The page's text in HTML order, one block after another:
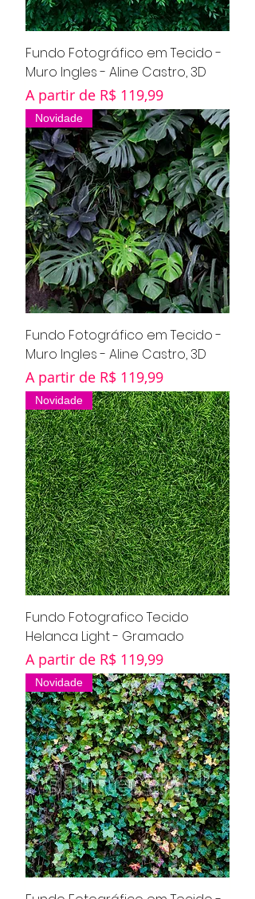
Fundo Fotográfico em Tecido -
Muro Ingles - Aline Castro, 3D
A partir de R$ 119,99
Preço promocional
Novidade
Fundo Fotográfico em Tecido -
Muro Ingles - Aline Castro, 3D
A partir de R$ 119,99
Preço promocional
Novidade
Fundo Fotografico Tecido
Helanca Light - Gramado
A partir de R$ 119,99
Preço promocional
Novidade